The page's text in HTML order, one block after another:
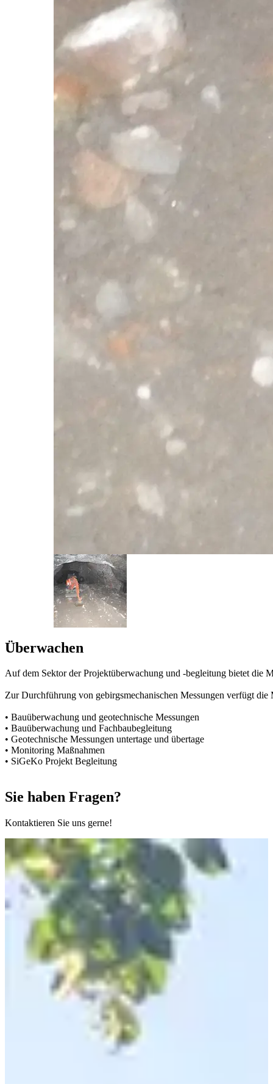
Überwachen
Auf dem Sektor der Projektüberwachung und -begleitung bietet die
Zur Durchführung von gebirgsmechanischen Messungen verfügt
• Bauüberwachung und geotechnische Messungen
• Bauüberwachung und Fachbaubegleitung
• Geotechnische Messungen untertage und übertage
• Monitoring Maßnahmen
• SiGeKo Projekt Begleitung
Sie haben Fragen?
Kontaktieren Sie uns gerne!